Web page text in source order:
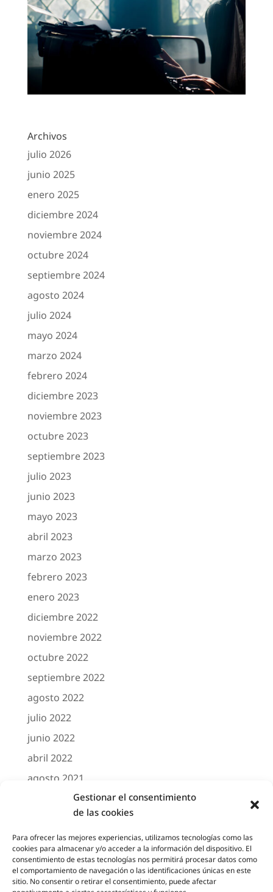
Gestionar el consentimiento
de las cookies
Para ofrecer las mejores experiencias, utilizamos tecnologías como las
cookies para almacenar y/o acceder a la información del dispositivo. El
consentimiento de estas tecnologías nos permitirá procesar datos como
el comportamiento de navegación o las identificaciones únicas en este
sitio. No consentir o retirar el consentimiento, puede afectar
Archivos
julio 2026
junio 2025
enero 2025
diciembre 2024
noviembre 2024
octubre 2024
septiembre 2024
agosto 2024
julio 2024
mayo 2024
marzo 2024
febrero 2024
diciembre 2023
noviembre 2023
octubre 2023
septiembre 2023
julio 2023
junio 2023
mayo 2023
abril 2023
marzo 2023
febrero 2023
enero 2023
diciembre 2022
noviembre 2022
octubre 2022
septiembre 2022
agosto 2022
julio 2022
junio 2022
abril 2022
agosto 2021
marzo 2021
febrero 2021
octubre 2020
agosto 2020
junio 2020